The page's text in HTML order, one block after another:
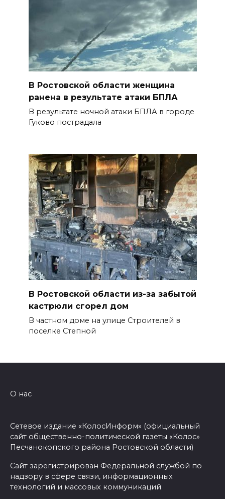
В Ростовской области женщина
ранена в результате атаки БПЛА
В результате ночной атаки БПЛА в городе
Гуково пострадала
В Ростовской области из-за забытой
кастрюли сгорел дом
В частном доме на улице Строителей в
поселке Степной
О нас
Сетевое издание «КолосИнформ» (официальный
сайт общественно-политической газеты «Колос»
Песчанокопского района Ростовской области)
Сайт зарегистрирован Федеральной службой по
надзору в сфере связи, информационных
технологий и массовых коммуникаций